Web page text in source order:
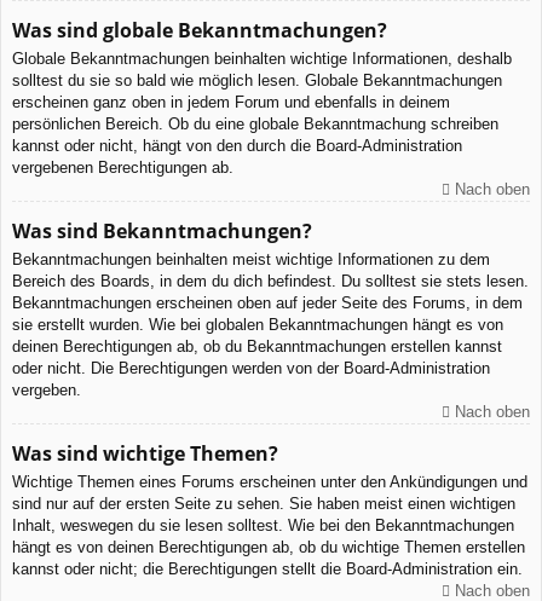
Was sind globale Bekanntmachungen?
Globale Bekanntmachungen beinhalten wichtige Informationen, deshalb
solltest du sie so bald wie möglich lesen. Globale Bekanntmachungen
erscheinen ganz oben in jedem Forum und ebenfalls in deinem
persönlichen Bereich. Ob du eine globale Bekanntmachung schreiben
kannst oder nicht, hängt von den durch die Board-Administration
vergebenen Berechtigungen ab.
Nach oben
Was sind Bekanntmachungen?
Bekanntmachungen beinhalten meist wichtige Informationen zu dem
Bereich des Boards, in dem du dich befindest. Du solltest sie stets lesen.
Bekanntmachungen erscheinen oben auf jeder Seite des Forums, in dem
sie erstellt wurden. Wie bei globalen Bekanntmachungen hängt es von
deinen Berechtigungen ab, ob du Bekanntmachungen erstellen kannst
oder nicht. Die Berechtigungen werden von der Board-Administration
vergeben.
Nach oben
Was sind wichtige Themen?
Wichtige Themen eines Forums erscheinen unter den Ankündigungen und
sind nur auf der ersten Seite zu sehen. Sie haben meist einen wichtigen
Inhalt, weswegen du sie lesen solltest. Wie bei den Bekanntmachungen
hängt es von deinen Berechtigungen ab, ob du wichtige Themen erstellen
kannst oder nicht; die Berechtigungen stellt die Board-Administration ein.
Nach oben